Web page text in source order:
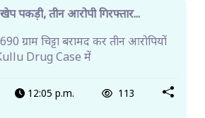
पकड़ी, तीन आरोपी गिरफ्तार...
ग्राम चिट्टा बरामद कर तीन आरोपियों
Kullu Drug Case में
12:05 p.m. 113